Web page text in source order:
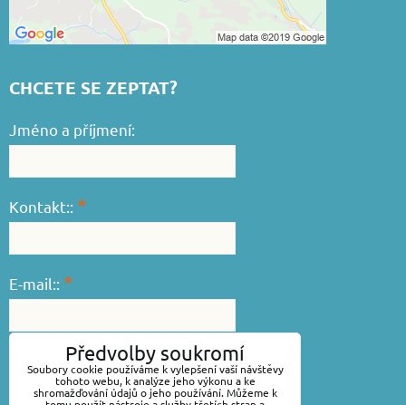
CHCETE SE ZEPTAT?
Jméno a příjmení:
Kontakt:: *
E-mail:: *
Váš dotaz::*
Předvolby soukromí
Soubory cookie používáme k vylepšení vaší návštěvy
tohoto webu, k analýze jeho výkonu a ke
shromažďování údajů o jeho používání. Můžeme k